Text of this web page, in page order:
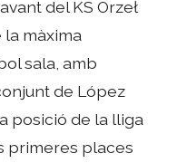
del KS Orzeł
la màxima
sala, amb
de López
posició de la lliga
primeres places